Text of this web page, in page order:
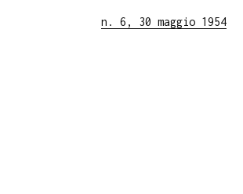
n. 6, 30 maggio 1954